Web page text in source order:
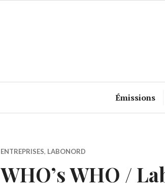
Émissions
ENTREPRISES, LABONORD
WHO’s WHO /